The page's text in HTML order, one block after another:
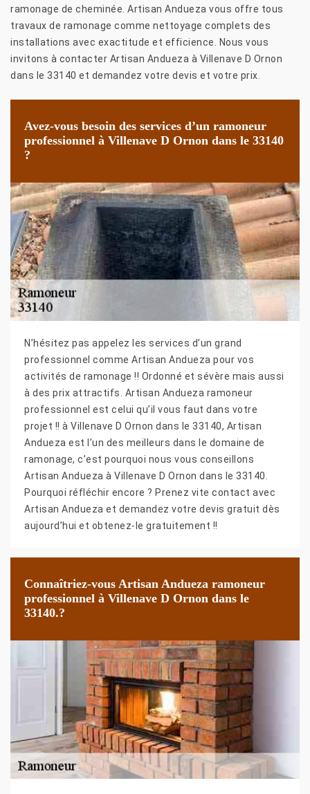
ramonage de cheminée. Artisan Andueza vous offre tous
travaux de ramonage comme nettoyage complets des
installations avec exactitude et efficience. Nous vous
invitons à contacter Artisan Andueza à Villenave D Ornon
dans le 33140 et demandez votre devis et votre prix.
Avez-vous besoin des services d’un ramoneur
professionnel à Villenave D Ornon dans le 33140
?
N’hésitez pas appelez les services d’un grand
professionnel comme Artisan Andueza pour vos
activités de ramonage !! Ordonné et sévère mais aussi
à des prix attractifs. Artisan Andueza ramoneur
professionnel est celui qu’il vous faut dans votre
projet !! à Villenave D Ornon dans le 33140, Artisan
Andueza est l’un des meilleurs dans le domaine de
ramonage, c’est pourquoi nous vous conseillons
Artisan Andueza à Villenave D Ornon dans le 33140.
Pourquoi réfléchir encore ? Prenez vite contact avec
Artisan Andueza et demandez votre devis gratuit dès
aujourd’hui et obtenez-le gratuitement !!
Connaîtriez-vous Artisan Andueza ramoneur
professionnel à Villenave D Ornon dans le
33140.?